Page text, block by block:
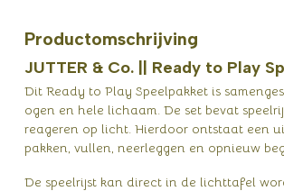
Productomschrijving
JUTTER & Co. || Ready to Play
Dit Ready to Play Speelpakket is
ogen en hele lichaam. De set bevat
reageren op licht. Hierdoor ontstaat een
pakken, vullen, neerleggen en opnieuw
De speelrijst kan direct in de lichttafel